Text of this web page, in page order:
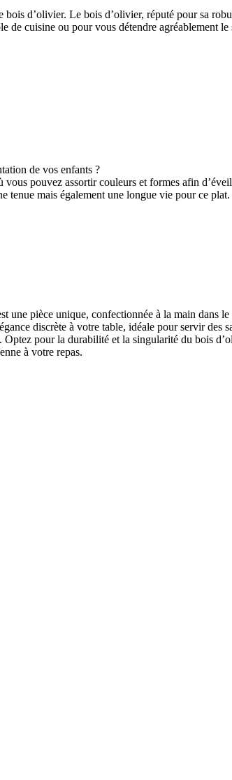
d’olivier. Le bois d’olivier, réputé pour sa
de cuisine ou pour vous détendre agréablement
de vos enfants ?
vous pouvez assortir couleurs et formes afin
tenue mais également une longue vie pour ce plat.
pièce unique, confectionnée à la main dans
discrète à votre table, idéale pour servir des
pour la durabilité et la singularité du bois
à votre repas.